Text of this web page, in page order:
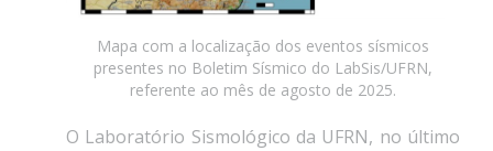
Mapa com a localização dos eventos sísmicos
presentes no Boletim Sísmico do LabSis/UFRN,
referente ao mês de agosto de 2025.
O Laboratório Sismológico da UFRN, no último